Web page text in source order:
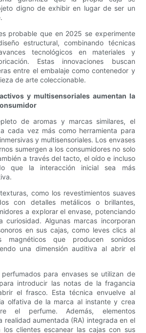
digno de exhibir en lugar de ser un
probable que en 2025 se experimente
estructural, combinando técnicas
tecnológicos en materiales y
Estas innovaciones buscan
entre el embalaje como contenedor y
de arte coleccionable.
y multisensoriales aumentan la
de aromas y marcas similares, el
cada vez más como herramienta para
y multisensoriales. Los envases
sumergen a los consumidores no solo
a través del tacto, el oído e incluso
que la interacción inicial sea más
como los revestimientos suaves
con detalles metálicos o brillantes,
a explorar el envase, potenciando
Algunas marcas incorporan
en sus cajas, como leves clics al
magnéticos que producen sonidos
una dimensión auditiva al abrir el
perfumados para envases se utilizan de
introducir las notas de la fragancia
el frasco. Esta técnica envuelve al
olfativa de la marca al instante y crea
el perfume. Además, elementos
realidad aumentada (RA) integrada en el
los clientes escanear las cajas con sus